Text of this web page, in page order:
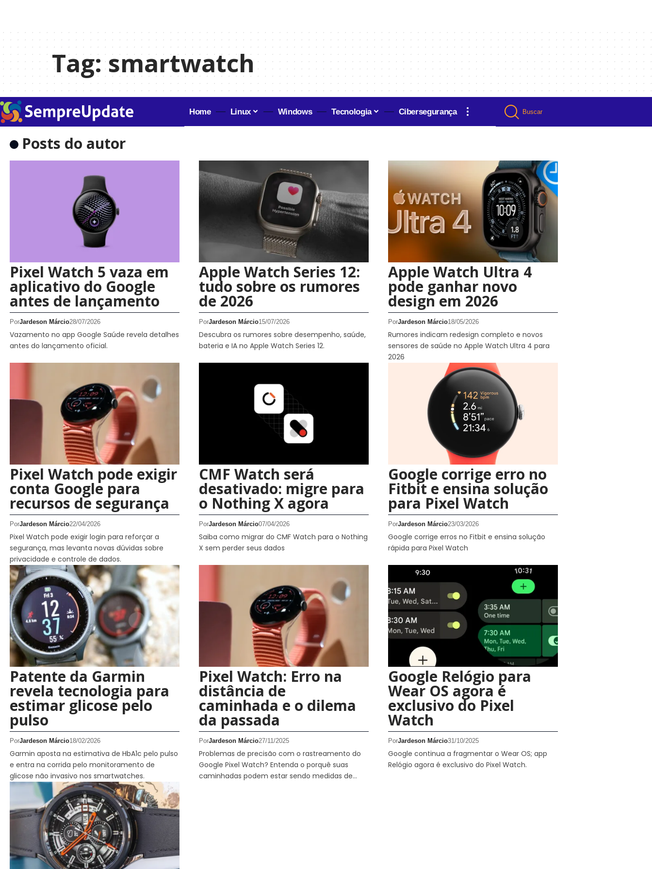
Tag:smartwatch
Home Linux Windows Tecnologia Cibersegurança Buscar
Posts do autor
Pixel Watch 5 vaza em
aplicativo do Google
antes de lançamento
PorJardeson Márcio28/07/2026
Vazamento no app Google Saúde revela detalhes
antes do lançamento oficial.
Apple Watch Series 12:
tudo sobre os rumores
de 2026
PorJardeson Márcio15/07/2026
Descubra os rumores sobre desempenho, saúde,
bateria e IA no Apple Watch Series 12.
Apple Watch Ultra 4
pode ganhar novo
design em 2026
PorJardeson Márcio18/05/2026
Rumores indicam redesign completo e novos
sensores de saúde no Apple Watch Ultra 4 para
2026
Pixel Watch pode exigir
conta Google para
recursos de segurança
PorJardeson Márcio22/04/2026
Pixel Watch pode exigir login para reforçar a
segurança, mas levanta novas dúvidas sobre
privacidade e controle de dados.
CMF Watch será
desativado: migre para
o Nothing X agora
PorJardeson Márcio07/04/2026
Saiba como migrar do CMF Watch para o Nothing
X sem perder seus dados
Google corrige erro no
Fitbit e ensina solução
para Pixel Watch
PorJardeson Márcio23/03/2026
Google corrige erros no Fitbit e ensina solução
rápida para Pixel Watch
Patente da Garmin
revela tecnologia para
estimar glicose pelo
pulso
PorJardeson Márcio18/02/2026
Garmin aposta na estimativa de HbA1c pelo pulso
e entra na corrida pelo monitoramento de
glicose não invasivo nos smartwatches.
Pixel Watch: Erro na
distância de
caminhada e o dilema
da passada
PorJardeson Márcio27/11/2025
Problemas de precisão com o rastreamento do
Google Pixel Watch? Entenda o porquê suas
caminhadas podem estar sendo medidas de…
Google Relógio para
Wear OS agora é
exclusivo do Pixel
Watch
PorJardeson Márcio31/10/2025
Google continua a fragmentar o Wear OS; app
Relógio agora é exclusivo do Pixel Watch.